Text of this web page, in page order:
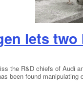
lets
the R&D chiefs of Audi
been found